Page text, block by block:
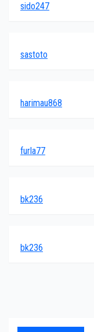
sido247
sastoto
harimau868
furla77
bk236
bk236